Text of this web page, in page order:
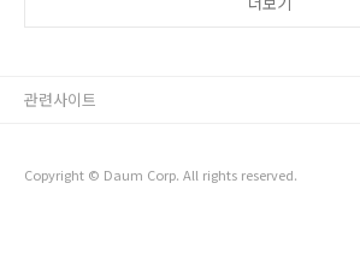
인들은 지적 호기심과 열린 언론 정신을 키웠습니다. 아
Copyright © Daum Corp. All rights reserved.
관련사이트